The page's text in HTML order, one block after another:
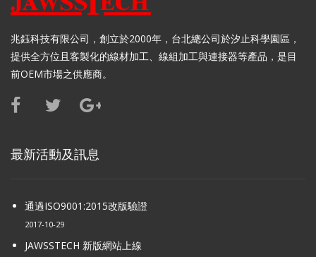
兆鈺科技有限公司，創立於2000年，台北總公司於汐止科學園區，
提供全方位且客製化的線材加工、線組加工與連接器等產品，是目
前OEM市場之供應商。
最新活動及訊息
通過ISO9001:2015改版驗證
2017-10-29
JAWSSTECH 新版網站上線